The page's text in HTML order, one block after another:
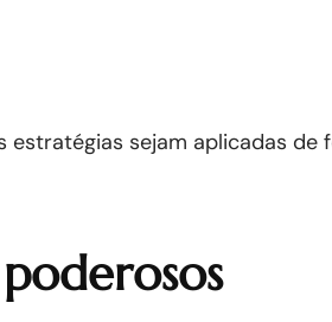
estratégias sejam aplicadas de